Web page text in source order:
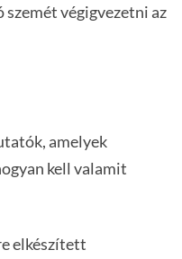
szemét végigvezetni az
amelyek
kell valamit
elkészített